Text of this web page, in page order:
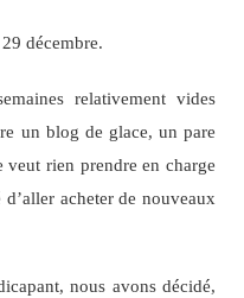
décembre.
relativement vides
un blog de glace, un pare
veut rien prendre en charge
acheter de nouveaux
nous avons décidé,